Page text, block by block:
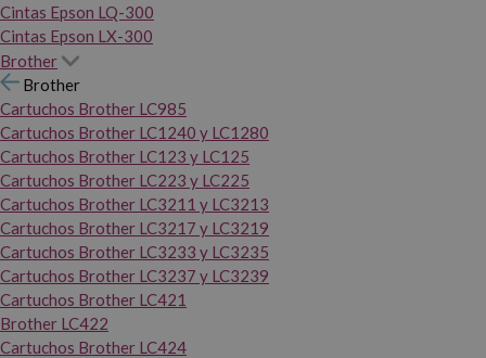
Cintas Epson LQ-300
Cintas Epson LX-300
Brother
Brother
Cartuchos Brother LC985
Cartuchos Brother LC1240 y LC1280
Cartuchos Brother LC123 y LC125
Cartuchos Brother LC223 y LC225
Cartuchos Brother LC3211 y LC3213
Cartuchos Brother LC3217 y LC3219
Cartuchos Brother LC3233 y LC3235
Cartuchos Brother LC3237 y LC3239
Cartuchos Brother LC421
Brother LC422
Cartuchos Brother LC424